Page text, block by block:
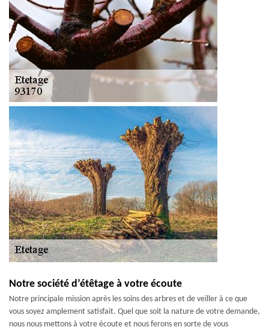
Notre société d’étêtage à votre écoute
Notre principale mission après les soins des arbres et de veiller à ce que
vous soyez amplement satisfait. Quel que soit la nature de votre demande,
nous nous mettons à votre écoute et nous ferons en sorte de vous